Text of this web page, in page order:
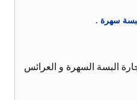
سهرة .
البسة السهرة و العرائس